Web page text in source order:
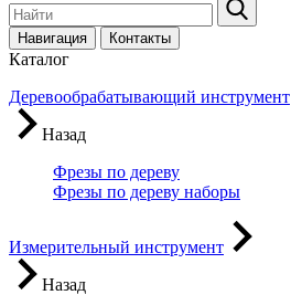
Навигация Контакты
Каталог
Деревообрабатывающий инструмент
Назад
Фрезы по дереву
Фрезы по дереву наборы
Измерительный инструмент
Назад